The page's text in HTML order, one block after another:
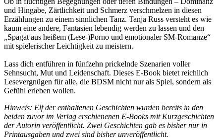
und Hingabe, Zärtlichkeit und Schmerz verschmelzen in diesen
Erzählungen zu einem sinnlichen Tanz. Tanja Russ versteht es wie
kaum eine andere, Fantasien lebendig werden zu lassen und den
„Spagat aus heißem (Lese-)Porno und emotionaler SM-Romanze“
mit spielerischer Leichtigkeit zu meistern.
Lass dich entführen in fünfzehn prickelnde Szenarien voller
Sehnsucht, Mut und Leidenschaft. Dieses E-Book bietet reichlich
Lesevergnügen für alle, die BDSM nicht nur als Spiel, sondern als
Gefühl erleben wollen.
Hinweis: Elf der enthaltenen Geschichten wurden bereits in den
beiden zuvor im Verlag erschienenen E-Books mit Kurzgeschichten
der Autorin veröffentlicht. Zwei Geschichten gab es bisher nur in
Printausgaben und zwei sind bisher unveröffentlicht.